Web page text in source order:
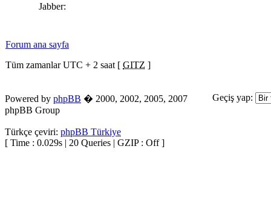
Jabber:
Forum ana sayfa
Tüm zamanlar UTC + 2 saat [ GITZ ]
Geçiş yap:
Powered by phpBB � 2000, 2002, 2005, 2007
phpBB Group
Türkçe çeviri: phpBB Türkiye
[ Time : 0.029s | 20 Queries | GZIP : Off ]